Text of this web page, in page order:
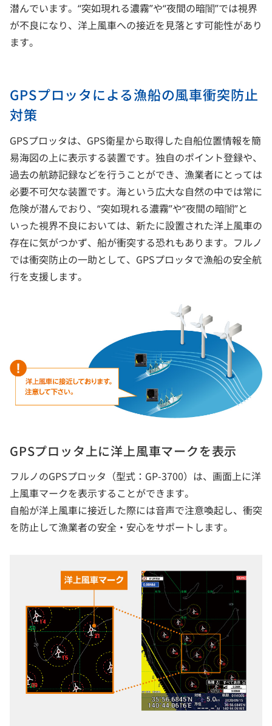
潜んでいます。“突如現れる濃霧”や“夜間の暗闇”では視界
が不良になり、洋上風車への接近を見落とす可能性があり
ます。
GPSプロッタによる漁船の風車衝突防止
対策
GPSプロッタは、GPS衛星から取得した自船位置情報を簡
易海図の上に表示する装置です。独自のポイント登録や、
過去の航跡記録などを行うことができ、漁業者にとっては
必要不可欠な装置です。海という広大な自然の中では常に
危険が潜んでおり、“突如現れる濃霧”や“夜間の暗闇”と
いった視界不良においては、新たに設置された洋上風車の
存在に気がつかず、船が衝突する恐れもあります。フルノ
では衝突防止の一助として、GPSプロッタで漁船の安全航
行を支援します。
GPSプロッタ上に洋上風車マークを表示
フルノのGPSプロッタ（型式：GP-3700）は、画面上に洋
上風車マークを表示することができます。
自船が洋上風車に接近した際には音声で注意喚起し、衝突
を防止して漁業者の安全・安心をサポートします。